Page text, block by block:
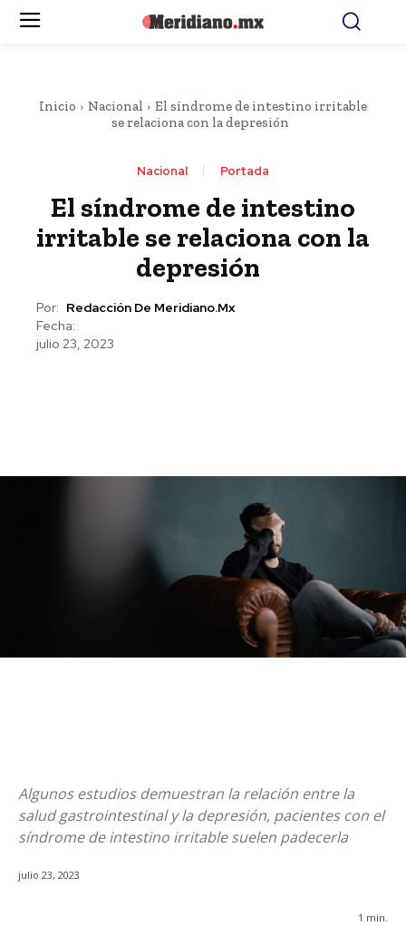
Inicio Nacional
El síndrome de intestino irritable
se relaciona con la depresión
Nacional Portada
El síndrome de intestino
irritable se relaciona con la
depresión
Por: Redacción De Meridiano.mx
Fecha:
julio 23, 2023
Algunos estudios demuestran la relación entre la
salud gastrointestinal y la depresión, pacientes con el
síndrome de intestino irritable suelen padecerla
julio 23, 2023
1 min.